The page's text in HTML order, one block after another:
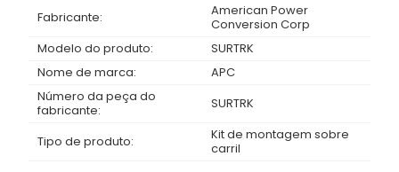
Fabricante:
American Power
Conversion Corp
Modelo do produto:
SURTRK
Nome de marca:
APC
Número da peça do
fabricante:
SURTRK
Tipo de produto:
Kit de montagem sobre
carril